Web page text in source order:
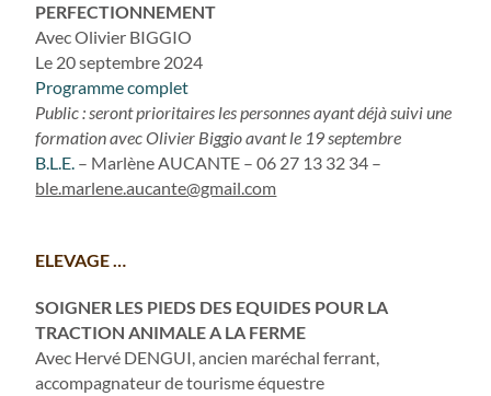
PERFECTIONNEMENT
Avec Olivier BIGGIO
Le 20 septembre 2024
Programme complet
Public : seront prioritaires les personnes ayant déjà suivi une
formation avec Olivier Biggio avant le 19 septembre
B.L.E. – Marlène AUCANTE – 06 27 13 32 34 –
ble.marlene.aucante@gmail.com
ELEVAGE …
SOIGNER LES PIEDS DES EQUIDES POUR LA
TRACTION ANIMALE A LA FERME
Avec Hervé DENGUI, ancien maréchal ferrant,
accompagnateur de tourisme équestre